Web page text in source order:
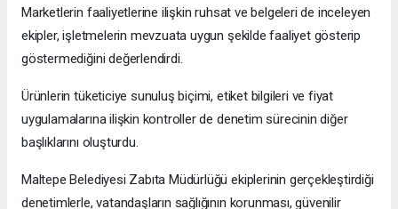
Marketlerin faaliyetlerine ilişkin ruhsat ve belgeleri de inceleyen
ekipler, işletmelerin mevzuata uygun şekilde faaliyet gösterip
göstermediğini değerlendirdi.
Ürünlerin tüketiciye sunuluş biçimi, etiket bilgileri ve fiyat
uygulamalarına ilişkin kontroller de denetim sürecinin diğer
başlıklarını oluşturdu.
Maltepe Belediyesi Zabıta Müdürlüğü ekiplerinin gerçekleştirdiği
denetimlerle, vatandaşların sağlığının korunması, güvenilir